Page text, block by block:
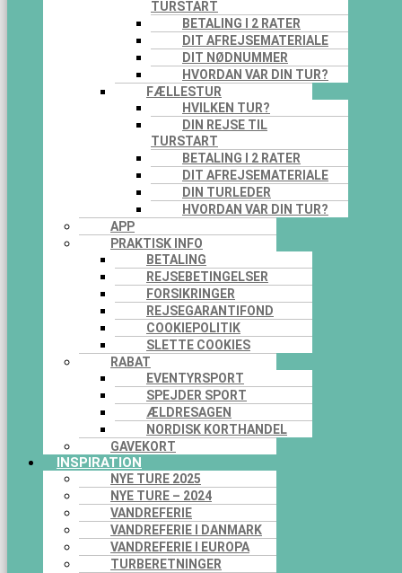
TURSTART
BETALING I 2 RATER
DIT AFREJSEMATERIALE
DIT NØDNUMMER
HVORDAN VAR DIN TUR?
FÆLLESTUR
HVILKEN TUR?
DIN REJSE TIL
TURSTART
BETALING I 2 RATER
DIT AFREJSEMATERIALE
DIN TURLEDER
HVORDAN VAR DIN TUR?
APP
PRAKTISK INFO
BETALING
REJSEBETINGELSER
FORSIKRINGER
REJSEGARANTIFOND
COOKIEPOLITIK
SLETTE COOKIES
RABAT
EVENTYRSPORT
SPEJDER SPORT
ÆLDRESAGEN
NORDISK KORTHANDEL
GAVEKORT
INSPIRATION
NYE TURE 2025
NYE TURE – 2024
VANDREFERIE
VANDREFERIE I DANMARK
VANDREFERIE I EUROPA
TURBERETNINGER